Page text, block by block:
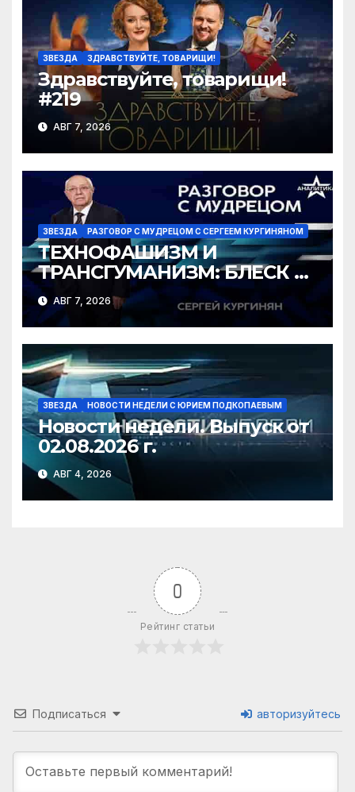
ki
ЗВЕЗДА ЗДРАВСТВУЙТЕ, ТОВАРИЩИ!
Здравствуйте, товарищи!
#219
АВГ 7, 2026
ЗВЕЗДА РАЗГОВОР С МУДРЕЦОМ С СЕРГЕЕМ КУРГИНЯНОМ
ТЕХНОФАШИЗМ И
ТРАНСГУМАНИЗМ: БЛЕСК И
НИЩЕТА ГРЯДУЩЕГО
АВГ 7, 2026
ЗВЕЗДА НОВОСТИ НЕДЕЛИ С ЮРИЕМ ПОДКОПАЕВЫМ
Новости недели. Выпуск от
02.08.2026 г.
АВГ 4, 2026
0
Рейтинг статьи
Подписаться авторизуйтесь